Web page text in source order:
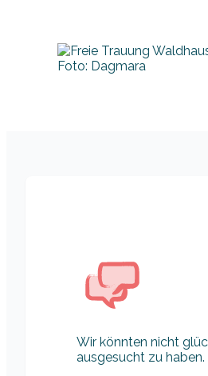
Foto: Dagmara
Wir könnten nicht
ausgesucht zu haben.